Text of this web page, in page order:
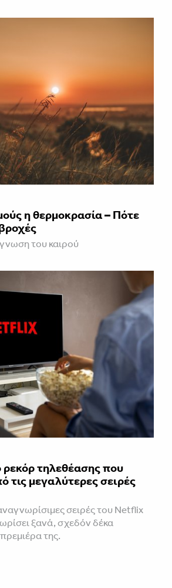
η θερμοκρασία – Πότε
του καιρού
τηλεθέασης που
τις μεγαλύτερες σειρές
σειρές του Netflix
ξανά, σχεδόν δέκα
της.